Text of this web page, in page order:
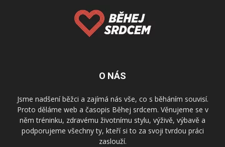
O NÁS
Jsme nadšení běžci a zajímá nás vše, co s běháním souvisí.
Proto děláme web a časopis Běhej srdcem. Věnujeme se v
něm tréninku, zdravému životnímu stylu, výživě, výbavě a
podporujeme všechny ty, kteří si to za svoji tvrdou práci
zaslouží.